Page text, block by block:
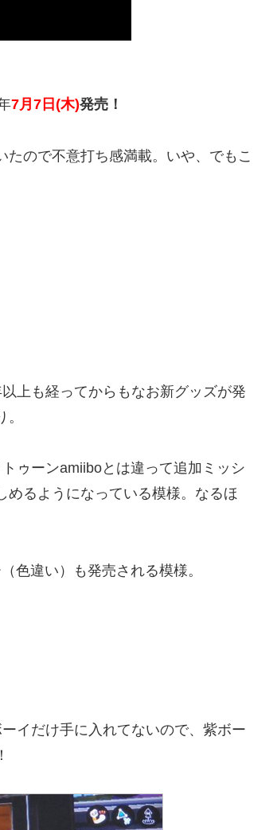
7月7日(木)発売！
ので不意打ち感満載。いや、でもこ
上も経ってからもなお新グッズが発
ゥーンamiiboとは違って追加ミッシ
めるようになっている模様。なるほ
色違い）も発売される模様。
イだけ手に入れてないので、紫ボー